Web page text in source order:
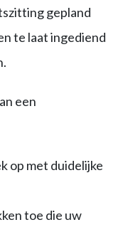
gepland
te laat ingediend
een
op met duidelijke
toe die uw